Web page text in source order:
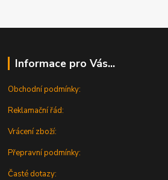
Informace pro Vás...
Obchodní podmínky:
Reklamační řád:
Vrácení zboží:
Přepravní podmínky:
Časté dotazy: